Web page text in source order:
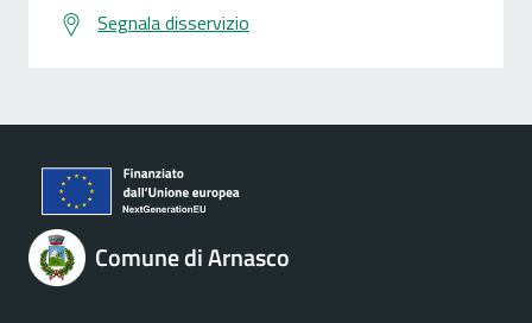
Segnala disservizio
Comune di Arnasco